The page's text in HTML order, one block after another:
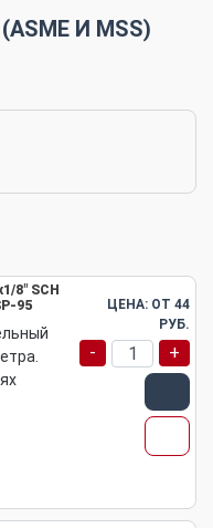
И MSS)
8" SCH
95
ЦЕНА: ОТ 44
РУБ.
- +